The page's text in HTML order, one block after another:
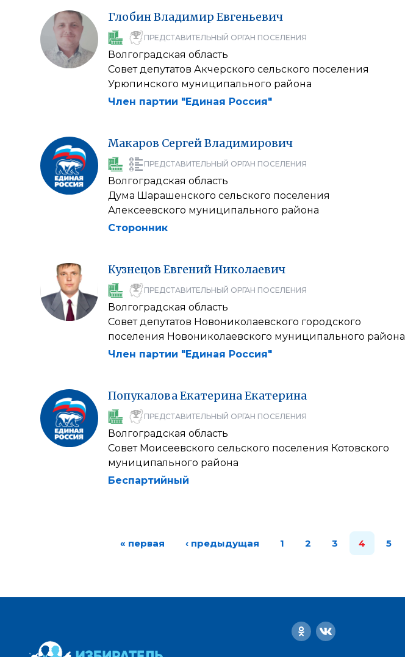
ГлобинВладимир Евгеньевич
ПРЕДСТАВИТЕЛЬНЫЙ ОРГАН ПОСЕЛЕНИЯ
Волгоградская область
Совет депутатов Акчерского сельского поселения
Урюпинского муниципального района
Член партии "Единая Россия"
Макаров СергейВладимирович
ПРЕДСТАВИТЕЛЬНЫЙ ОРГАН ПОСЕЛЕНИЯ
Волгоградская область
Дума Шарашенского сельского поселения
Алексеевского муниципального района
Сторонник
Кузнецов ЕвгенийНиколаевич
ПРЕДСТАВИТЕЛЬНЫЙ ОРГАН ПОСЕЛЕНИЯ
Волгоградская область
Совет депутатов Новониколаевского городского
поселения Новониколаевского муниципального района
Член партии "Единая Россия"
ПопукаловаЕкатеринаЕкатерина
ПРЕДСТАВИТЕЛЬНЫЙ ОРГАН ПОСЕЛЕНИЯ
Волгоградская область
Совет Моисеевского сельского поселения Котовского
муниципального района
Беспартийный
« первая ‹ предыдущая 1 2 3 4 5